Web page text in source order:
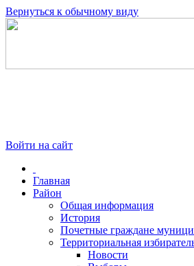
Вернуться к обычному виду
Войти на сайт
Главная
Район
Общая информация
История
Почетные граждане
Территориальная
Новости